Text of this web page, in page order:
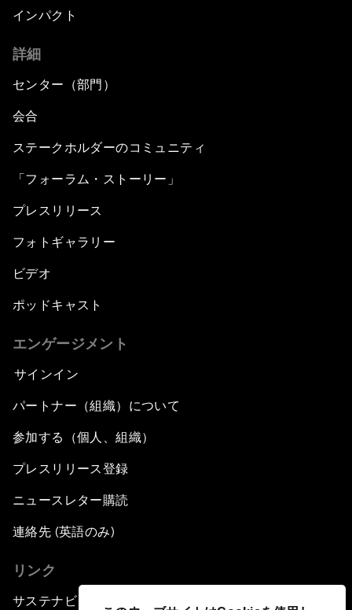
インパクト
詳細
センター（部門）
会合
ステークホルダーのコミュニティ
「フォーラム・ストーリー」
プレスリリース
フォトギャラリー
ビデオ
ポッドキャスト
エンゲージメント
サインイン
パートナー（組織）について
参加する（個人、組織）
プレスリリース登録
ニュースレター購読
連絡先 (英語のみ)
リンク
サステナビリティへの取り組み